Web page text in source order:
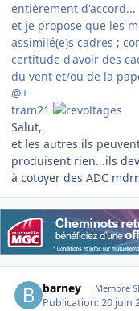
entièrement d'accord...
et je propose que les
assimilé(e)s cadres ;
certitude d'avoir des
du vent et/ou de la
@+
tram21
Salut,
et les autres ils
produisent rien...ils
à cotoyer des ADC
barney Membre
Publication:20 juin